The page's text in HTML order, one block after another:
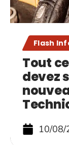
Flash
Tout
devez
10/08/